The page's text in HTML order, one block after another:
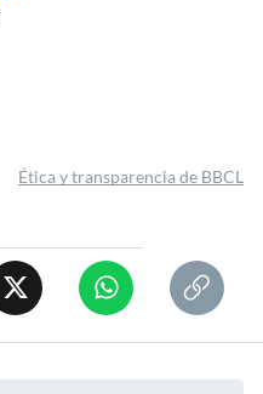
Ética y transparencia de BBCL